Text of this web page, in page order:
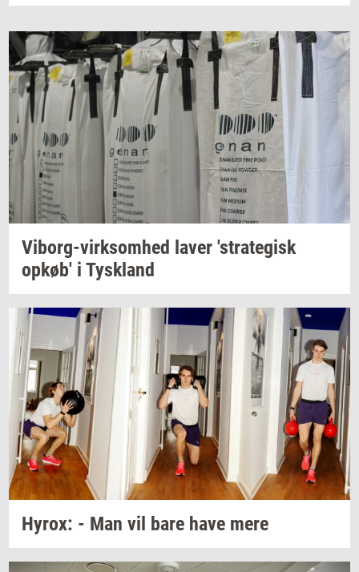
Viborg-​virksomhed laver 'stra­te­gisk
opkøb' i Tys­kland
Hyrox: - Man vil bare have mere